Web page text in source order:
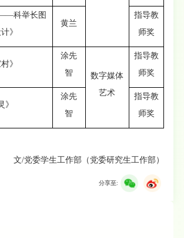
科举长图
》
黄兰
指导教
师奖
》
涂先
智
数字媒体
艺术
指导教
师奖
》
涂先
智
指导教
师奖
文/党委学生工作部（党委研究生工作部）
分享至: